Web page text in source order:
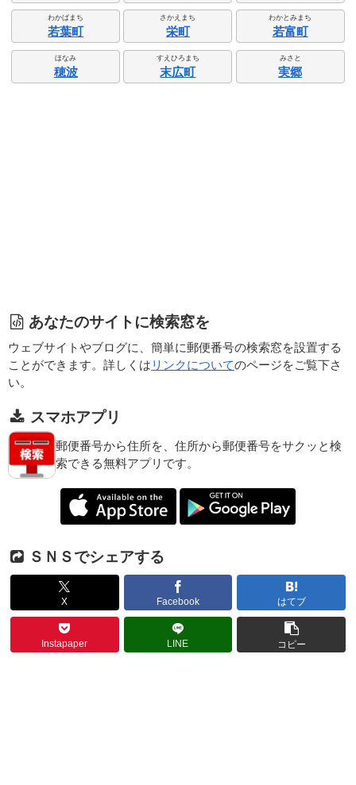
わかばまち
若葉町
さかえまち
栄町
わかとみまち
若富町
ほなみ
穂波
すえひろまち
末広町
みさと
実郷
あなたのサイトに検索窓を
ウェブサイトやブログに、簡単に郵便番号の検索窓を設置する
ことができます。詳しくは リンクについてのページをご覧下さ
い。
スマホアプリ
郵便番号から住所を、住所から郵便番号をサクッと検
索できる無料アプリです。
ＳＮＳでシェアする
X Facebook はてブ
Instapaper LINE コピー